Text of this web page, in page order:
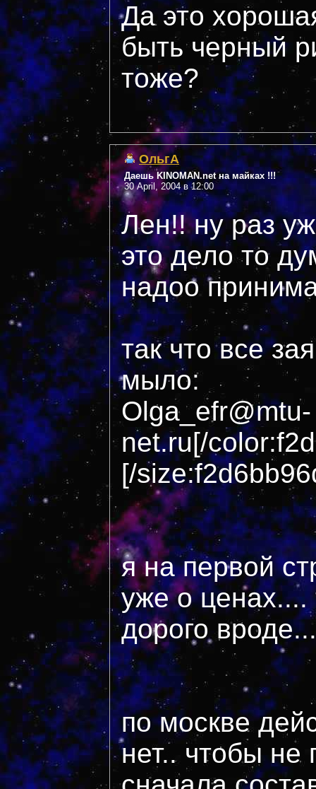
Да это
быть черный
тоже?
ОльгА
Даешь KINOMAN.net на майках !!!
30 April, 2004 в 12:00
Лен!! ну раз
это дело то
надоо
так что все
мыло:
Olga_efr@mtu-
net.ru[/
[/
я на первой
уже о ценах....
дорого
по москве
нет.. чтобы не